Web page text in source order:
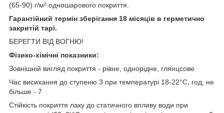
(65-90) г/м² одношарового покриття.
Гарантійний термін зберігання 18 місяців в герметично
закритій тарі.
БЕРЕГТИ ВІД ВОГНЮ!
Фізико-хімічні показники:
Зовнішній вигляд покриття - рівне, однорідне, глянцсове
Час висихання до ступеню 3 при температурі 18-22°С, год, не
більше - 7
Стійкість покриття лаку до статичного впливу води при